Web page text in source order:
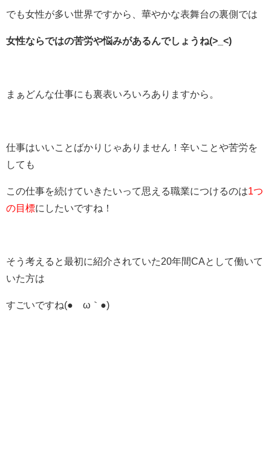
でも女性が多い世界ですから、華やかな表舞台の裏側では
女性ならではの苦労や悩みがあるんでしょうね(>_<)
まぁどんな仕事にも裏表いろいろありますから。
仕事はいいことばかりじゃありません！辛いことや苦労を
しても
この仕事を続けていきたいって思える職業につけるのは1つ
の目標にしたいですね！
そう考えると最初に紹介されていた20年間CAとして働いて
いた方は
すごいですね(●´ω｀●)